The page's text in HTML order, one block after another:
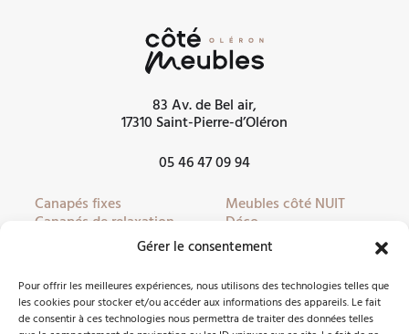
Gérer le consentement
Pour offrir les meilleures expériences, nous utilisons des technologies telles que
les cookies pour stocker et/ou accéder aux informations des appareils. Le fait
de consentir à ces technologies nous permettra de traiter des données telles
83 Av. de Bel air,
17310 Saint-Pierre-d’Oléron
05 46 47 09 94
Canapés fixes
Canapés de relaxation
Canapés convertibles
Meubles côté JOUR
Meubles côté NUIT
Déco
Literie
Partenaires